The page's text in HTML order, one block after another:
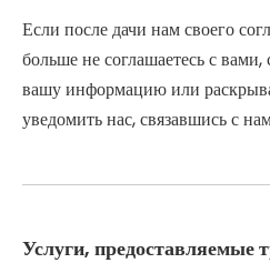
Если после дачи нам своего
больше не соглашаетесь с
вашу информацию или
уведомить нас, связавшись с
Услуги, предоставляемые